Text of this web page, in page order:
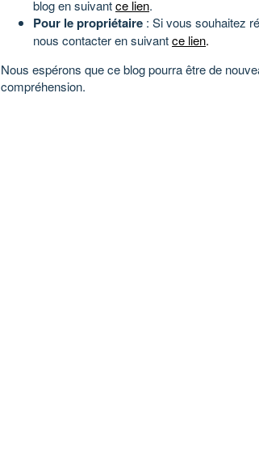
blog en suivantce lien.
Pour le propriétaire : Si vous souhaitez
nous contacter en suivantce lien.
Nous espérons que ce blog pourra être de
compréhension.